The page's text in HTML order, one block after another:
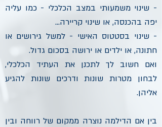
- שינוי משמעותי במצב הכלכלי - כמו עליה
יפה בהכנסה, או שינוי קריירה...
- שינוי בסטטוס האישי - למשל גירושים או
חתונה, או ילדים או ירושה בסכום גדול.
ואם חשוב לך לתכנן את העתיד הכלכלי,
לבחון מטרות שונות ודרכים שונות להגיע
אליהן.
בין אם הדילמה נוצרה ממקום של רווחה ובין